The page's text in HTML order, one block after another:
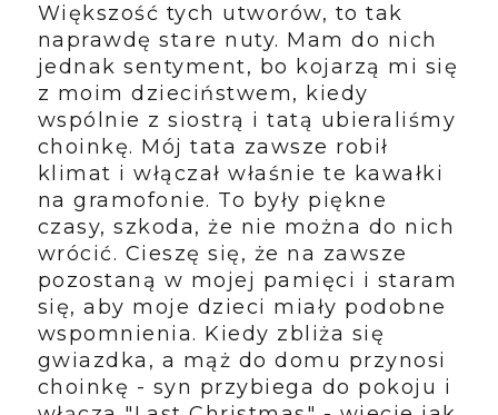
Większość tych utworów, to tak
naprawdę stare nuty. Mam do nich
jednak sentyment, bo kojarzą mi się
z moim dzieciństwem, kiedy
wspólnie z siostrą i tatą ubieraliśmy
choinkę. Mój tata zawsze robił
klimat i włączał właśnie te kawałki
na gramofonie. To były piękne
czasy, szkoda, że nie można do nich
wrócić. Cieszę się, że na zawsze
pozostaną w mojej pamięci i staram
się, aby moje dzieci miały podobne
wspomnienia. Kiedy zbliża się
gwiazdka, a mąż do domu przynosi
choinkę - syn przybiega do pokoju i